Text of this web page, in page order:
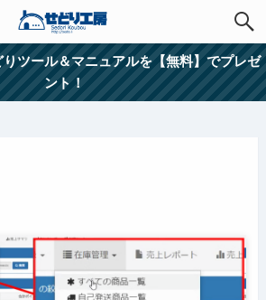
ツール＆マニュアルを【無料】でプレゼ
ント！